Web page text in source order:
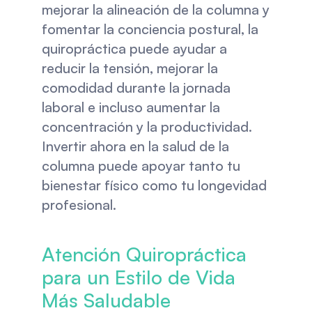
mejorar la alineación de la columna y
fomentar la conciencia postural, la
quiropráctica puede ayudar a
reducir la tensión, mejorar la
comodidad durante la jornada
laboral e incluso aumentar la
concentración y la productividad.
Invertir ahora en la salud de la
columna puede apoyar tanto tu
bienestar físico como tu longevidad
profesional.
Atención Quiropráctica
para un Estilo de Vida
Más Saludable